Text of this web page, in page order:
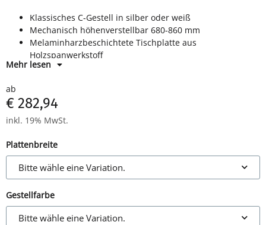
Klassisches C-Gestell in silber oder weiß
Mechanisch höhenverstellbar 680-860 mm
Melaminharzbeschichtete Tischplatte aus
Holzspanwerkstoff
Horizontale Kabelwanne
Mehr lesen
ab
€ 282,94
inkl. 19% MwSt.
Plattenbreite
Bitte wähle eine Variation.
Gestellfarbe
Bitte wähle eine Variation.